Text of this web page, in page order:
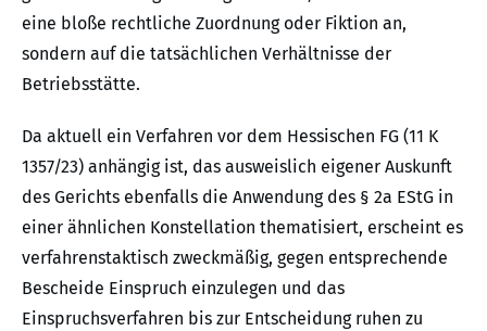
eine bloße rechtliche Zuordnung oder Fiktion an,
sondern auf die tatsächlichen Verhältnisse der
Betriebsstätte.
Da aktuell ein Verfahren vor dem Hessischen FG (11 K
1357/23) anhängig ist, das ausweislich eigener Auskunft
des Gerichts ebenfalls die Anwendung des § 2a EStG in
einer ähnlichen Konstellation thematisiert, erscheint es
verfahrenstaktisch zweckmäßig, gegen entsprechende
Bescheide Einspruch einzulegen und das
Einspruchsverfahren bis zur Entscheidung ruhen zu